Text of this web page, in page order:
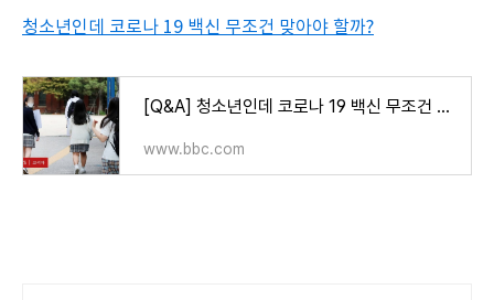
청소년인데 코로나 19 백신 무조건 맞아야 할까?
[Q&A] 청소년인데 코로나 19 백신 무조건 맞아야 하나요? - BBC News 코리아
www.bbc.com